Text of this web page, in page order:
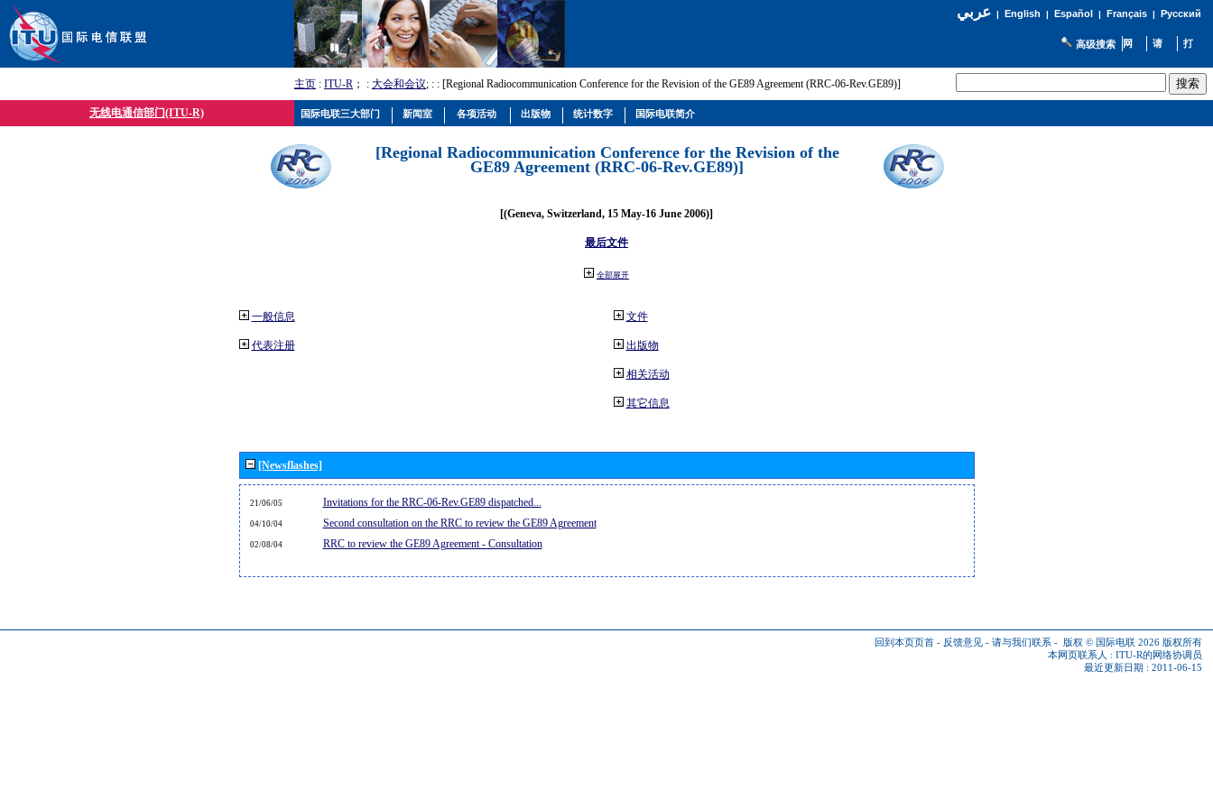
عربي| English | Español | Français| Русский
高级搜索
主页 : ITU-R ； : 大会和会议; : : [Regional Radiocommunication Conference for the Revision of the GE89 Agreement (RRC-06-Rev.GE89)]
无线电通信部门(ITU-R)
[Regional Radiocommunication Conference for the Revision of the
GE89 Agreement (RRC-06-Rev.GE89)]
[(Geneva, Switzerland, 15 May-16 June 2006)]
最后文件
全部展开
一般信息
代表注册
文件
出版物
相关活动
其它信息
[Newsflashes]
21/06/05 Invitations for the RRC-06-Rev.GE89 dispatched...
04/10/04 Second consultation on the RRC to review the GE89 Agreement
02/08/04 RRC to review the GE89 Agreement - Consultation
回到本页页首 - 反馈意见 - 请与我们联系 - 版权 © 国际电联 2026 版权所有
本网页联系人 : ITU-R的网络协调员
最近更新日期 : 2011-06-15
国际电联三大部门 新闻室 各项活动 出版物 统计数字 国际电联简介